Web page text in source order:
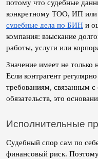
потому что судебные
конкретному ТОО, ИП
судебные дела по БИН и
компания: взыскание
работы, услуги или
Значение имеет не только
Если контрагент
требованиям, связанным
обязательств, это
Исполнительные
Судебный спор сам по
финансовый риск.